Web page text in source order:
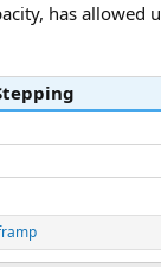
has allowed